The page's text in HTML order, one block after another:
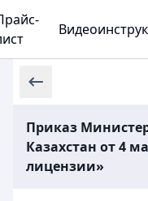
Приказ
Казахстан от 4
лицензии»